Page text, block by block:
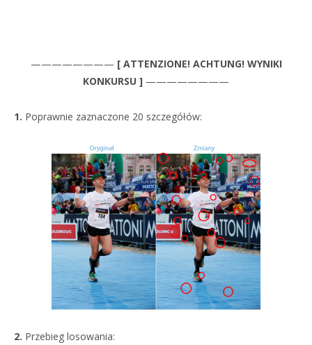
———————— [ ATTENZIONE! ACHTUNG! WYNIKI
KONKURSU ] ————————
1. Poprawnie zaznaczone 20 szczegółów:
2. Przebieg losowania: